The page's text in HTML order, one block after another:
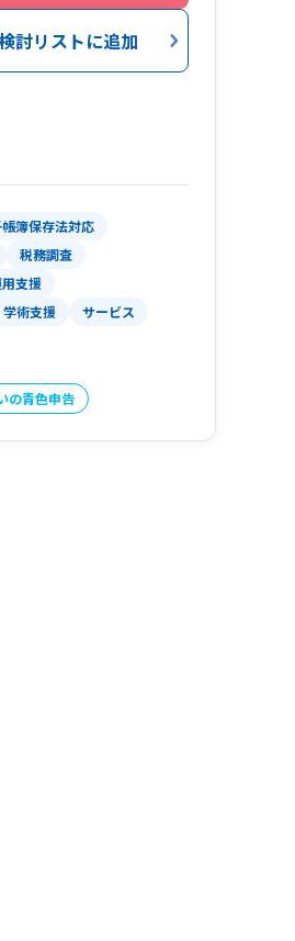
討リストに追加
簿保存法対応
税務調査
支援
術支援
サービス
の青色申告